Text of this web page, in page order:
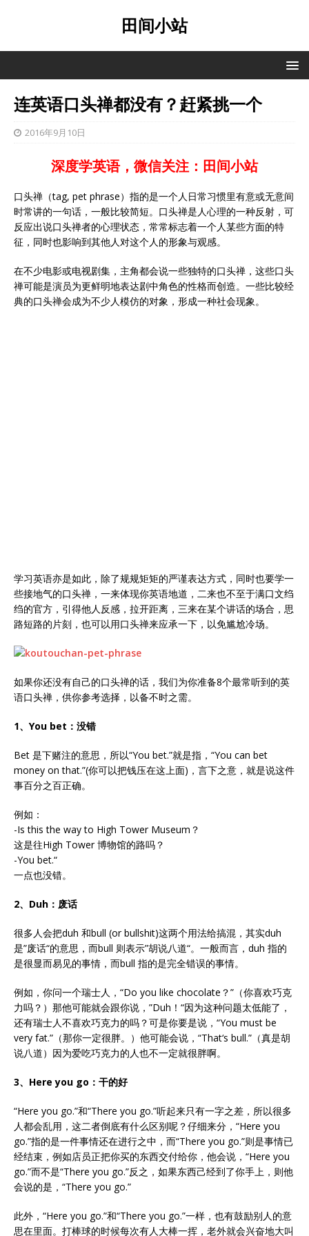
田间小站
连英语口头禅都没有？赶紧挑一个
2016年9月10日
深度学英语，微信关注：田间小站
口头禅（tag, pet phrase）指的是一个人日常习惯里有意或无意间
时常讲的一句话，一般比较简短。口头禅是人心理的一种反射，可
反应出说口头禅者的心理状态，常常标志着一个人某些方面的特
征，同时也影响到其他人对这个人的形象与观感。
在不少电影或电视剧集，主角都会说一些独特的口头禅，这些口头
禅可能是演员为更鲜明地表达剧中角色的性格而创造。一些比较经
典的口头禅会成为不少人模仿的对象，形成一种社会现象。
学习英语亦是如此，除了规规矩矩的严谨表达方式，同时也要学一
些接地气的口头禅，一来体现你英语地道，二来也不至于满口文绉
绉的官方，引得他人反感，拉开距离，三来在某个讲话的场合，思
路短路的片刻，也可以用口头禅来应承一下，以免尴尬冷场。
如果你还没有自己的口头禅的话，我们为你准备8个最常听到的英
语口头禅，供你参考选择，以备不时之需。
1、You bet：没错
Bet 是下赌注的意思，所以‌‌“You bet.‌‌”就是指，‌‌“You can bet
money on that.‌‌”(你可以把钱压在这上面)，言下之意，就是说这件
事百分之百正确。
例如：
-Is this the way to High Tower Museum？
这是往High Tower 博物馆的路吗？
-You bet.‌‌“
一点也没错。
2、Duh：废话
很多人会把duh 和bull (or bullshit)这两个用法给搞混，其实duh
是‌‌”废话‌‌“的意思，而bull 则表示‌‌”胡说八道‌‌“。一般而言，duh 指的
是很显而易见的事情，而bull 指的是完全错误的事情。
例如，你问一个瑞士人，‌‌“Do you like chocolate？‌‌”（你喜欢巧克
力吗？）那他可能就会跟你说，‌‌”Duh！‌‌“因为这种问题太低能了，
还有瑞士人不喜欢巧克力的吗？可是你要是说，‌‌“You must be
very fat.‌‌”（那你一定很胖。）他可能会说，‌‌“That‌‘s bull.‌‌”（真是胡
说八道）因为爱吃巧克力的人也不一定就很胖啊。
3、Here you go：干的好
“Here you go.‌‌”和‌‌“There you go.‌‌”听起来只有一字之差，所以很多
人都会乱用，这二者倒底有什么区别呢？仔细来分，‌‌“Here you
go.‌‌”指的是一件事情还在进行之中，而‌‌“There you go.‌‌”则是事情已
经结束，例如店员正把你买的东西交付给你，他会说，‌‌“Here you
go.‌‌”而不是‌‌“There you go.‌‌”反之，如果东西己经到了你手上，则他
会说的是，‌‌“There you go.‌‌”
此外，‌‌“Here you go.‌‌”和‌‌“There you go.‌‌”一样，也有鼓励别人的意
思在里面。打棒球的时候每次有人大棒一挥，老外就会兴奋地大叫‌‌